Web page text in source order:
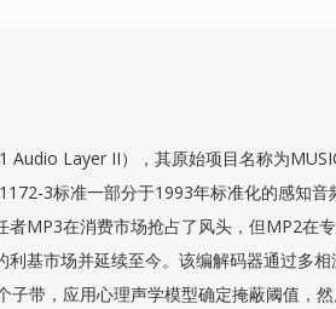
因原生字节序而在x86硬件上实现的快速I/O
Audio Layer II），其原始项目名称为
3标准一部分于1993年标准化的感知音
者MP3在消费市场抢占了风头，但MP2在
利基市场并延续至今。该编解码器通过多相
子带，应用心理声学模型确定掩蔽阈值，然